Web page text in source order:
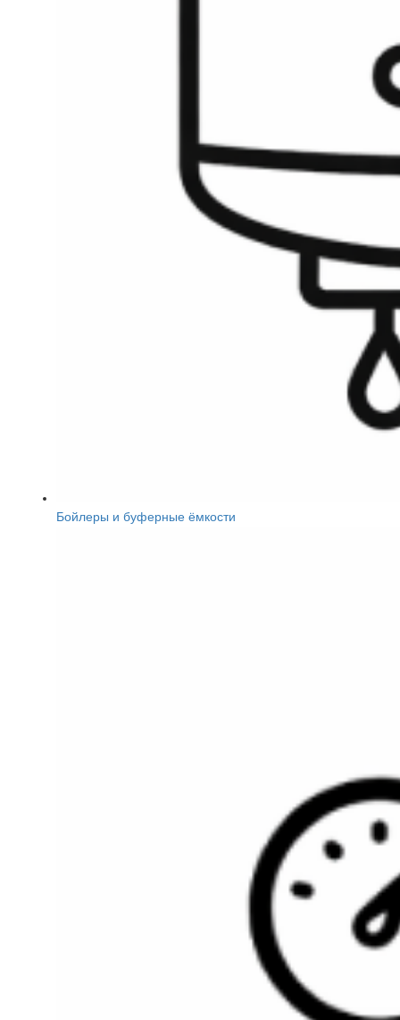
Бойлеры и буферные ёмкости